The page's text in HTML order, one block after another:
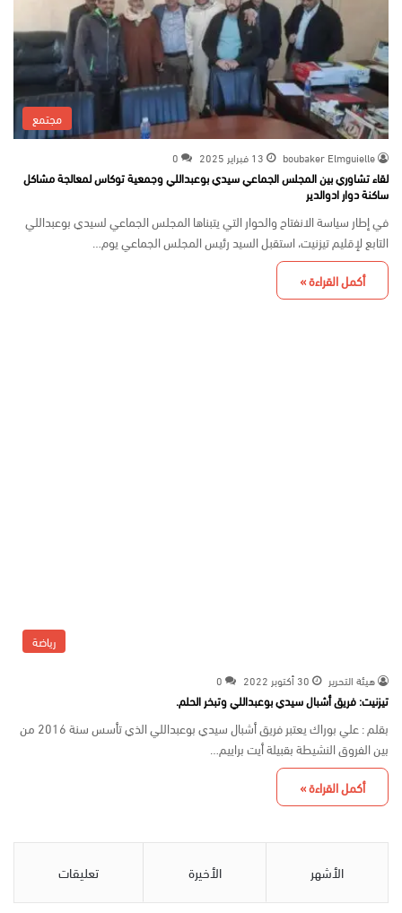
مجتمع
boubaker Elmguielle 13 فبراير 2025 0
لقاء تشاوري بين المجلس الجماعي سيدي بوعبداللي وجمعية توكاس لمعالجة مشاكل
ساكنة دوار ادوالدير
في إطار سياسة الانفتاح والحوار التي يتبناها المجلس الجماعي لسيدي بوعبداللي
التابع لإقليم تيزنيت، استقبل السيد رئيس المجلس الجماعي يوم…
أكمل القراءة »
رياضة
هيئة التحرير 30 أكتوبر 2022 0
تيزنيت: فريق أشبال سيدي بوعبداللي وتبخر الحلم.
بقلم : علي بوراك يعتبر فريق أشبال سيدي بوعبداللي الذي تأسس سنة 2016 من
بين الفروق النشيطة بقبيلة أيت براييم…
أكمل القراءة »
الأشهر الأخيرة تعليقات